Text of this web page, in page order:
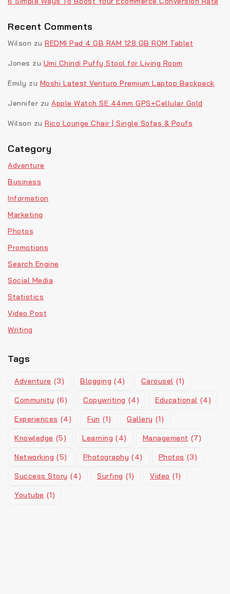
Recent Comments
Wilson zu REDMI Pad 4 GB RAM 128 GB ROM Tablet
Jones zu Umi Chindi Puffy Stool for Living Room
Emily zu Moshi Latest Venturo Premium Laptop Backpack
Jennifer zu Apple Watch SE 44mm GPS+Cellular Gold
Wilson zu Rico Lounge Chair | Single Sofas & Poufs
Category
Adventure
Business
Information
Marketing
Photos
Promotions
Search Engine
Social Media
Statistics
Video Post
Writing
Tags
Adventure (3) Blogging (4) Carousel (1)
Community (6) Copywriting (4) Educational (4)
Experiences (4) Fun (1) Gallery (1)
Knowledge (5) Learning (4) Management (7)
Networking (5) Photography (4) Photos (3)
Success Story (4) Surfing (1) Video (1)
Youtube (1)